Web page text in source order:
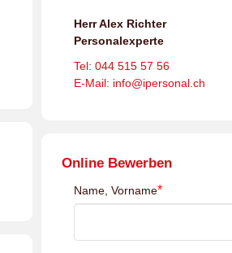
Herr Alex Richter
Personalexperte
Tel: 044 515 57 56
E-Mail: info@ipersonal.ch
Online Bewerben
Name, Vorname*